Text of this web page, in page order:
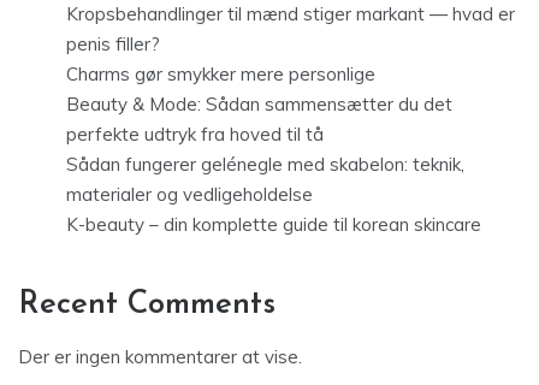
Kropsbehandlinger til mænd stiger markant — hvad er
penis filler?
Charms gør smykker mere personlige
Beauty & Mode: Sådan sammensætter du det
perfekte udtryk fra hoved til tå
Sådan fungerer gelénegle med skabelon: teknik,
materialer og vedligeholdelse
K-beauty – din komplette guide til korean skincare
Recent Comments
Der er ingen kommentarer at vise.